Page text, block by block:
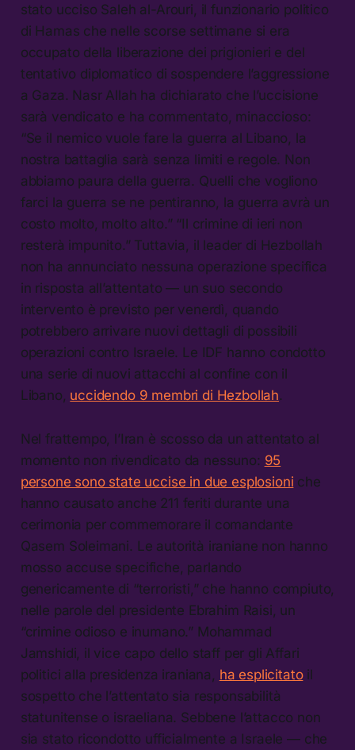
stato ucciso Saleh al-Arouri, il funzionario politico
di Hamas che nelle scorse settimane si era
occupato della liberazione dei prigionieri e del
tentativo diplomatico di sospendere l’aggressione
a Gaza. Nasr Allah ha dichiarato che l’uccisione
sarà vendicato e ha commentato, minaccioso:
“Se il nemico vuole fare la guerra al Libano, la
nostra battaglia sarà senza limiti e regole. Non
abbiamo paura della guerra. Quelli che vogliono
farci la guerra se ne pentiranno, la guerra avrà un
costo molto, molto alto.” “Il crimine di ieri non
resterà impunito.” Tuttavia, il leader di Hezbollah
non ha annunciato nessuna operazione specifica
in risposta all’attentato — un suo secondo
intervento è previsto per venerdì, quando
potrebbero arrivare nuovi dettagli di possibili
operazioni contro Israele. Le IDF hanno condotto
una serie di nuovi attacchi al confine con il
Libano, uccidendo 9 membri di Hezbollah.
Nel frattempo, l’Iran è scosso da un attentato al
momento non rivendicato da nessuno: 95
persone sono state uccise in due esplosioni che
hanno causato anche 211 feriti durante una
cerimonia per commemorare il comandante
Qasem Soleimani. Le autorità iraniane non hanno
mosso accuse specifiche, parlando
genericamente di “terroristi,” che hanno compiuto,
nelle parole del presidente Ebrahim Raisi, un
“crimine odioso e inumano.” Mohammad
Jamshidi, il vice capo dello staff per gli Affari
politici alla presidenza iraniana, ha esplicitatoil
sospetto che l’attentato sia responsabilità
statunitense o israeliana. Sebbene l’attacco non
sia stato ricondotto ufficialmente a Israele — che